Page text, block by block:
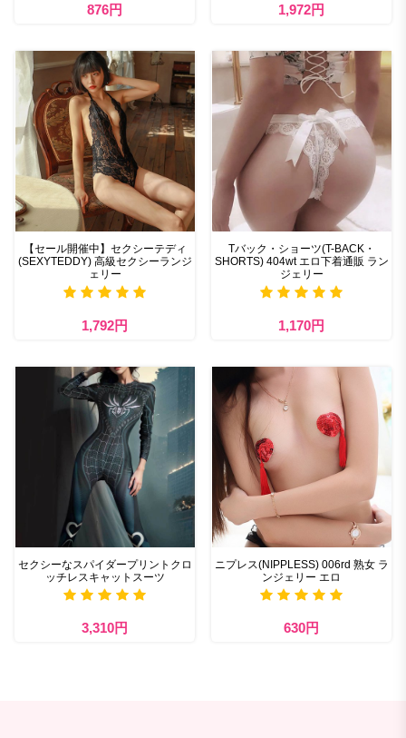
876円 1,972円
【セール開催中】セクシーテディ
(SEXYTEDDY) 高級セクシーランジ
ェリー
1,792円
Tバック・ショーツ(T-BACK・
SHORTS) 404wt エロ下着通販 ラン
ジェリー
1,170円
セクシーなスパイダープリントクロ
ッチレスキャットスーツ
3,310円
ニプレス(NIPPLESS) 006rd 熟女 ラ
ンジェリー エロ
630円